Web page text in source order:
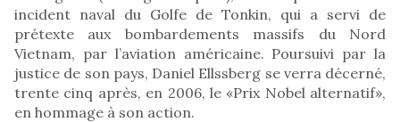
incident naval du Golfe de Tonkin, qui a servi de
prétexte aux bombardements massifs du Nord
Vietnam, par l’aviation américaine. Poursuivi par la
justice de son pays, Daniel Ellssberg se verra décerné,
trente cinq après, en 2006, le «Prix Nobel alternatif»,
en hommage à son action.